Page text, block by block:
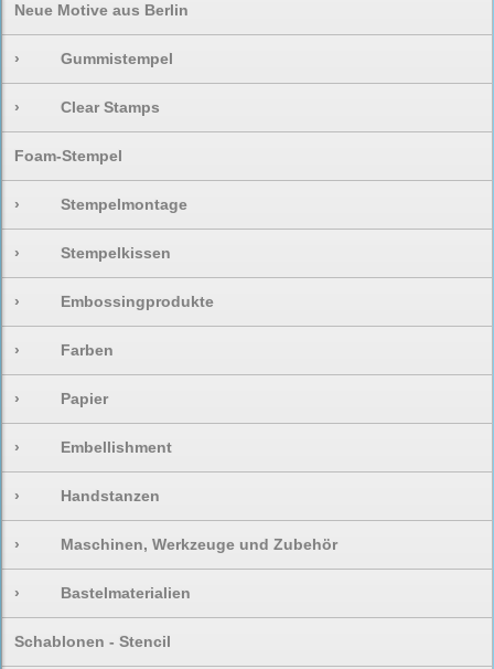
Neue Motive aus Berlin
› Gummistempel
› Clear Stamps
Foam-Stempel
› Stempelmontage
› Stempelkissen
› Embossingprodukte
› Farben
› Papier
› Embellishment
› Handstanzen
› Maschinen, Werkzeuge und Zubehör
› Bastelmaterialien
Schablonen - Stencil